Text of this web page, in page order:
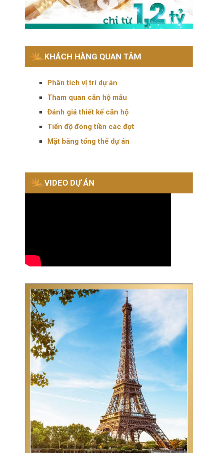
KHÁCH HÀNG QUAN TÂM
Phân tích vị trí dự án
Tham quan căn hộ mẫu
Đánh giá thiết kế căn hộ
Tiến độ đóng tiền các đợt
Mặt bằng tổng thể dự án
VIDEO DỰ ÁN